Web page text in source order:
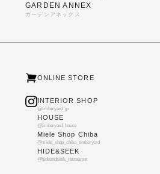
GARDEN ANNEX
ガーデンアネックス
ONLINE STORE
INTERIOR SHOP
@timberyard_jp
HOUSE
@timberyard_house
Miele Shop Chiba
@miele_shop_chiba_timberyard
HIDE&SEEK
@hideandseek_restaurant